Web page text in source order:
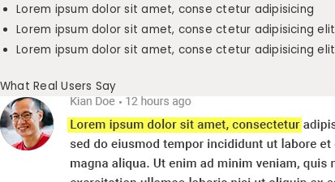
Lorem ipsum dolor sit amet, conse ctetur adipisicing
Lorem ipsum dolor sit amet, conse ctetur adipisicing elit
Lorem ipsum dolor sit amet, conse ctetur adipisicing elit
What Real Users Say